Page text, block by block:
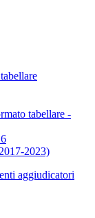
tabellare -
2023)
aggiudicatori